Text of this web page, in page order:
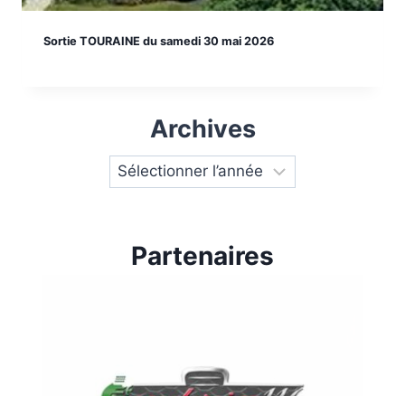
Sortie TOURAINE du samedi 30 mai 2026
Archives
Partenaires